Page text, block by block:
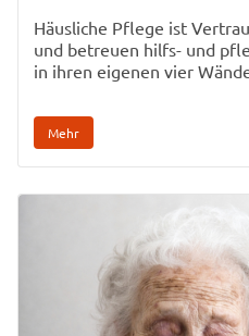
Häusliche Pflege ist
und betreuen hilfs- und
in ihren eigenen vier
Mehr